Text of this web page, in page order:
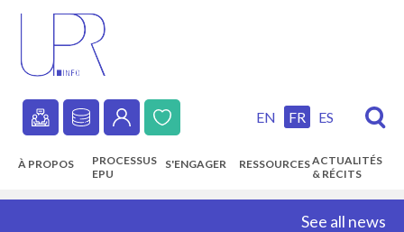
content
Secondary
navigation
EN FR ES
Main
À PROPOS
PROCESSUS
EPU
S'ENGAGER RESSOURCESACTUALITÉS
& RÉCITS
See all news